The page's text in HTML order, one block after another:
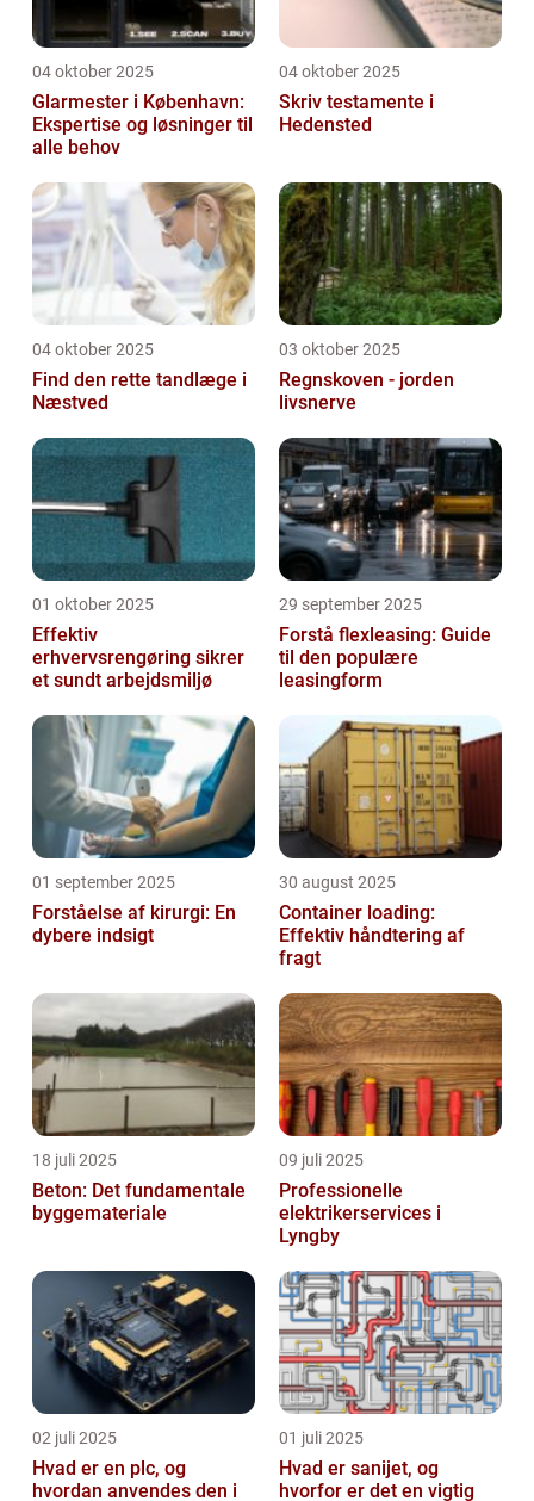
04 oktober 2025
Glarmester i København:
Ekspertise og løsninger til
alle behov
04 oktober 2025
Skriv testamente i
Hedensted
04 oktober 2025
Find den rette tandlæge i
Næstved
03 oktober 2025
Regnskoven - jorden
livsnerve
01 oktober 2025
Effektiv
erhvervsrengøring sikrer
et sundt arbejdsmiljø
29 september 2025
Forstå flexleasing: Guide
til den populære
leasingform
01 september 2025
Forståelse af kirurgi: En
dybere indsigt
30 august 2025
Container loading:
Effektiv håndtering af
fragt
18 juli 2025
Beton: Det fundamentale
byggemateriale
09 juli 2025
Professionelle
elektrikerservices i
Lyngby
02 juli 2025
Hvad er en plc, og
hvordan anvendes den i
01 juli 2025
Hvad er sanijet, og
hvorfor er det en vigtig